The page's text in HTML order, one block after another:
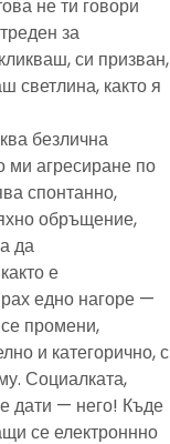
не ти говори
за
си призван,
светлина, както я
безлична
ми агресиране по
спонтанно,
обръщение,
да
е
едно нагоре —
промени,
и категорично, с
Социалката,
дати — него! Къде
се електроннно